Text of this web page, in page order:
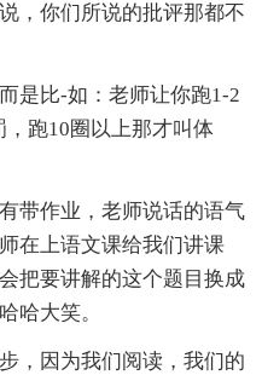
，你们所说的批评那都不
是比-如：老师让你跑1-2
跑10圈以上那才叫体
带作业，老师说话的语气
在上语文课给我们讲课
把要讲解的这个题目换成
哈大笑。
，因为我们阅读，我们的